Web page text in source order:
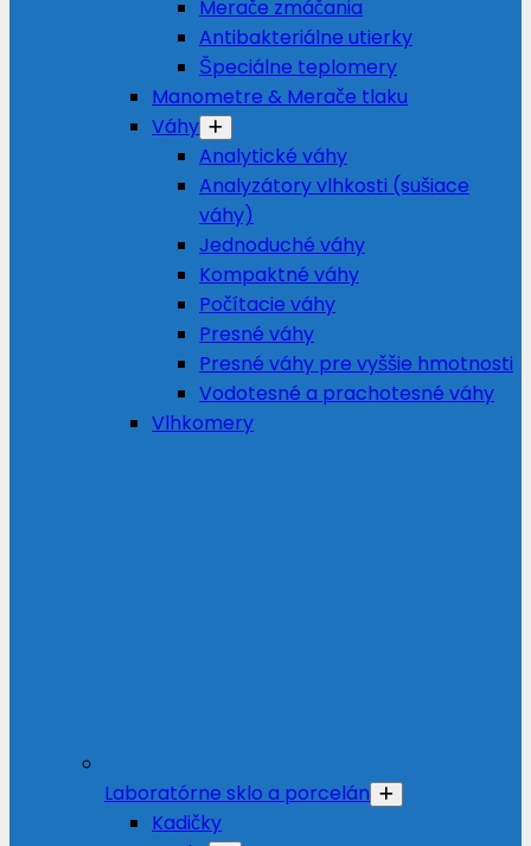
Merače zmáčania
Antibakteriálne utierky
Špeciálne teplomery
Manometre & Merače tlaku
Váhy
Analytické váhy
Analyzátory vlhkosti (sušiace
váhy)
Jednoduché váhy
Kompaktné váhy
Počítacie váhy
Presné váhy
Presné váhy pre vyššie hmotnosti
Vodotesné a prachotesné váhy
Vlhkomery
Laboratórne sklo a porcelán
Kadičky